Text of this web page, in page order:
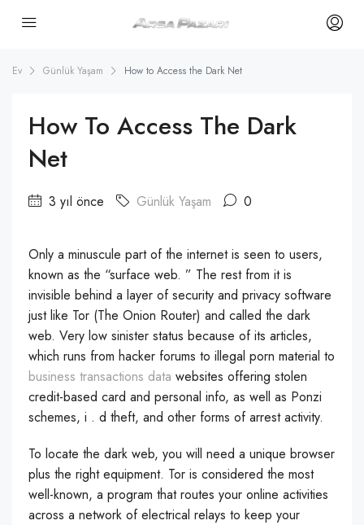
Ev Günlük Yaşam How to Access the Dark Net
How To Access The Dark
Net
3 yıl önce Günlük Yaşam 0
Only a minuscule part of the internet is seen to users,
known as the “surface web. ” The rest from it is
invisible behind a layer of security and privacy software
just like Tor (The Onion Router) and called the dark
web. Very low sinister status because of its articles,
which runs from hacker forums to illegal porn material to
business transactions data websites offering stolen
credit-based card and personal info, as well as Ponzi
schemes, i . d theft, and other forms of arrest activity.
To locate the dark web, you will need a unique browser
plus the right equipment. Tor is considered the most
well-known, a program that routes your online activities
across a network of electrical relays to keep your